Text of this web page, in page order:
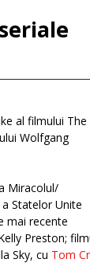
al filmului The
Wolfgang
Miracolul/
Statelor Unite
mai recente
Preston;
Sky, cu Tom